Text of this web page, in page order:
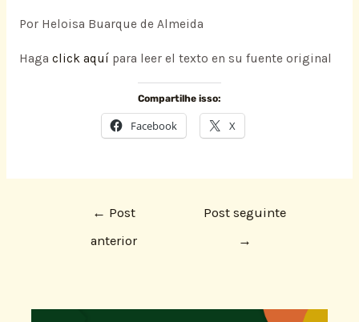
Por Heloisa Buarque de Almeida
Haga click aquí para leer el texto en su fuente original
Compartilhe isso:
Facebook X
← Post
anterior
Post seguinte
→